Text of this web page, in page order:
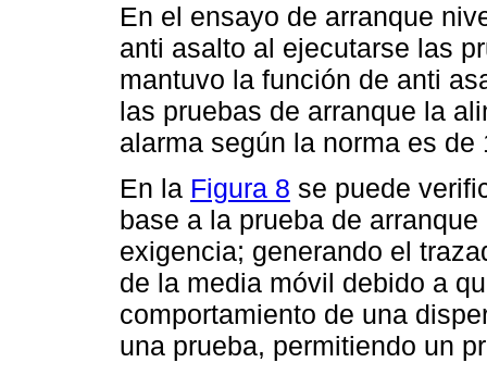
En el ensayo de arranque
anti asalto al ejecutarse las
mantuvo la función de anti
las pruebas de arranque la
alarma según la norma es de
En la Figura 8 se puede
base a la prueba de
exigencia; generando el
de la media móvil debido a
comportamiento de una
una prueba, permitiendo un